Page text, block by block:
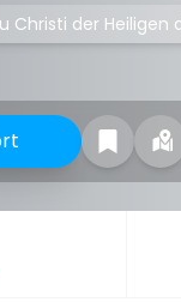
Christi der Heiligen